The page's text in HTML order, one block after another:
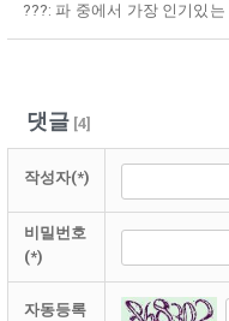
???: 파 중에서 가장 인기있
댓글[4]
작성자(*)
비밀번호
(*)
자동등록